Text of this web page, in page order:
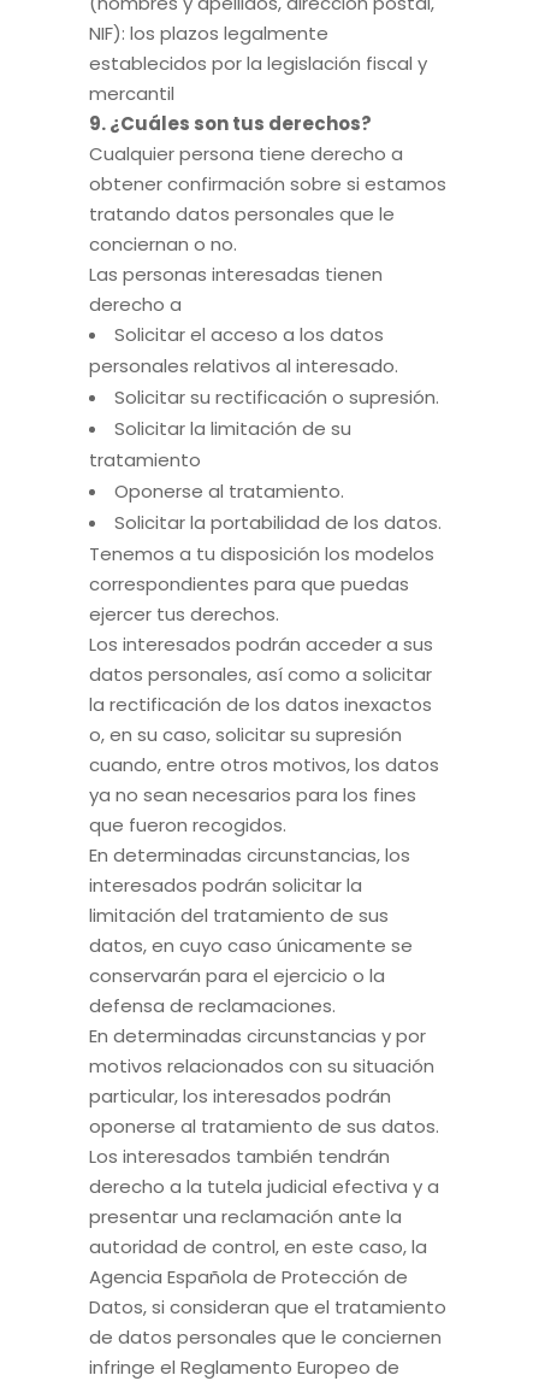
NIF): los plazos legalmente
establecidos por la legislación fiscal y
mercantil
9. ¿Cuáles son tus derechos?
Cualquier persona tiene derecho a
obtener confirmación sobre si estamos
tratando datos personales que le
conciernan o no.
Las personas interesadas tienen
derecho a
Solicitar el acceso a los datos
personales relativos al interesado.
Solicitar su rectificación o supresión.
Solicitar la limitación de su
tratamiento
Oponerse al tratamiento.
Solicitar la portabilidad de los datos.
Tenemos a tu disposición los modelos
correspondientes para que puedas
ejercer tus derechos.
Los interesados podrán acceder a sus
datos personales, así como a solicitar
la rectificación de los datos inexactos
o, en su caso, solicitar su supresión
cuando, entre otros motivos, los datos
ya no sean necesarios para los fines
que fueron recogidos.
En determinadas circunstancias, los
interesados podrán solicitar la
limitación del tratamiento de sus
datos, en cuyo caso únicamente se
conservarán para el ejercicio o la
defensa de reclamaciones.
En determinadas circunstancias y por
motivos relacionados con su situación
particular, los interesados podrán
oponerse al tratamiento de sus datos.
Los interesados también tendrán
derecho a la tutela judicial efectiva y a
presentar una reclamación ante la
autoridad de control, en este caso, la
Agencia Española de Protección de
Datos, si consideran que el tratamiento
de datos personales que le conciernen
infringe el Reglamento Europeo de